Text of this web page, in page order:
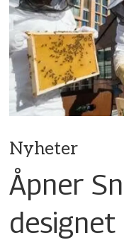
Nyheter
Åpner
designet